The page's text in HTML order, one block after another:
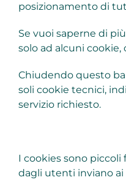
posizionamento di
Se vuoi saperne di
solo ad alcuni cookie,
Chiudendo questo
soli cookie tecnici,
servizio richiesto.
I cookies sono
dagli utenti inviano